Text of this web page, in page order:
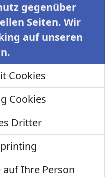
gegenüber
Seiten. Wir
auf unseren
Cookies
Cookies
Dritter
auf Ihre Person